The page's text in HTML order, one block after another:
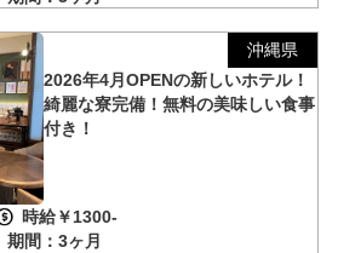
沖縄県
2026年4月OPENの新しいホテル！
綺麗な寮完備！無料の美味しい食事
付き！
時給￥1300-
期間：3ヶ月